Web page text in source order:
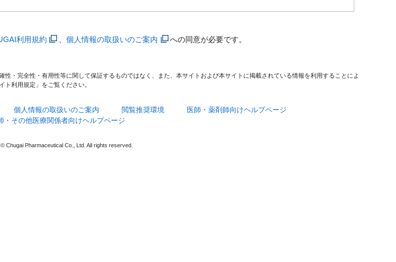
利用規約 、個人情報の取扱いのご案内 への同意が必要です。
・完全性・有用性等に関して保証するものではなく、また、本サイトおよび本サイトに掲載されている情報を利用することによ
利用規定」をご覧ください。
個人情報の取扱いのご案内 閲覧推奨環境
医師・薬剤師向けヘルプページ
・その他医療関係者向けヘルプページ
Chugai Pharmaceutical Co., Ltd. All rights reserved.